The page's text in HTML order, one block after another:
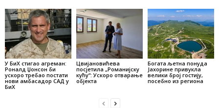
У БиХ стигао агреман:
Роналд Џонсон би
ускоро требао постати
нови амбасадор САД у
БиХ
Цвијановићева
посјетила „Романијску
кућу“: Ускоро отварање
објекта
Богата љетна понуда
Јахорине привукла
велики број гостију,
посебно из региона